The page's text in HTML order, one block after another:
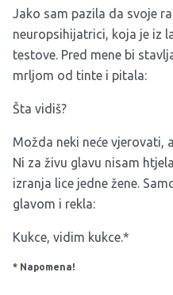
Jako sam pazila da svoje
neuropsihijatrici, koja je iz
testove. Pred mene bi
mrljom od tinte i pitala:
Šta vidiš?
Možda neki neće vjerovati,
Ni za živu glavu nisam
izranja lice jedne žene.
glavom i rekla:
Kukce, vidim kukce.*
* Napomena!